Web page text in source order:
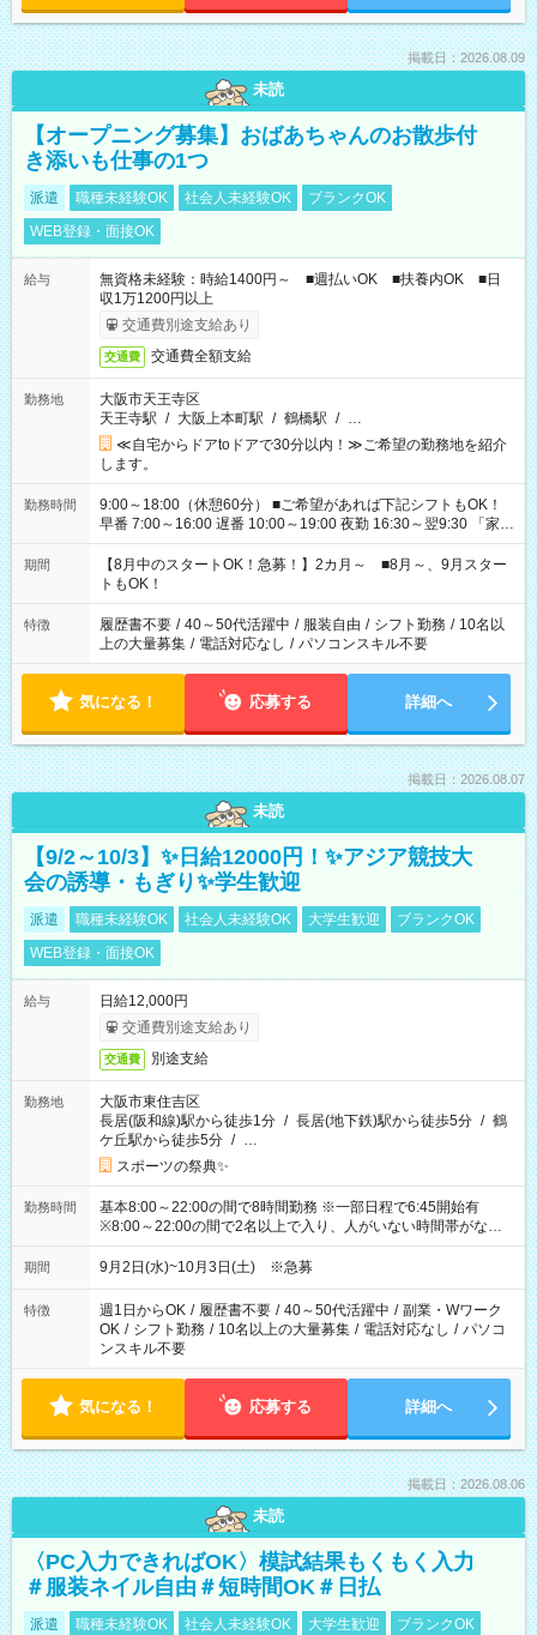
掲載日：2026.08.09
未読
【オープニング募集】おばあちゃんのお散歩付
き添いも仕事の1つ
派遣 職種未経験OK 社会人未経験OK
ブランクOK
WEB登録・面接OK
給与
無資格未経験：時給1400円～ ■週払いOK ■扶養内OK ■日
収1万1200円以上
交通費別途支給あり
交通費 交通費全額支給
勤務地
大阪市天王寺区
天王寺駅 / 大阪上本町駅 / 鶴橋駅 / …
≪自宅からドアtoドアで30分以内！≫ご希望の勤務地を紹介
します。
勤務時間
9:00～18:00（休憩60分） ■ご希望があれば下記シフトもOK！
早番 7:00～16:00 遅番 10:00～19:00 夜勤 16:30～翌9:30 「家族
と休みを合わせたい」 「余裕を持って夕飯の準備がしたい」
「できれば残業はしたくない」 など、ご希望を教えてください
ね。 ※Wワーク希望の方へ 今ご覧のお仕事で希望する勤務時間
と、もう1つのお仕事の勤務時間。 合計で週40時間を超える場
合は応募できません。
期間
【8月中のスタートOK！急募！】2カ月～ ■8月～、9月スター
トもOK！
特徴 履歴書不要 / 40～50代活躍中 / 服装自由 / シフト勤務 / 10名以
上の大量募集 / 電話対応なし / パソコンスキル不要
気になる！ 応募する 詳細へ
掲載日：2026.08.07
未読
【9/2～10/3】✨日給12000円！✨アジア競技大
会の誘導・もぎり✨学生歓迎
派遣 職種未経験OK 社会人未経験OK 大学生歓迎
ブランクOK
WEB登録・面接OK
給与
日給12,000円
交通費別途支給あり
交通費 別途支給
勤務地
大阪市東住吉区
長居(阪和線)駅から徒歩1分 / 長居(地下鉄)駅から徒歩5分 / 鶴
ケ丘駅から徒歩5分 / …
スポーツの祭典✨
勤務時間
基本8:00～22:00の間で8時間勤務 ※一部日程で6:45開始有
※8:00～22:00の間で2名以上で入り、人がいない時間帯がない
ように相方と時間を分け合うイメージです
期間 9月2日(水)~10月3日(土) ※急募
特徴 週1日からOK / 履歴書不要 / 40～50代活躍中 / 副業・Wワーク
OK / シフト勤務 / 10名以上の大量募集 / 電話対応なし / パソコ
ンスキル不要
気になる！ 応募する 詳細へ
掲載日：2026.08.06
未読
〈PC入力できればOK〉模試結果もくもく入力
＃服装ネイル自由＃短時間OK＃日払
派遣 職種未経験OK 社会人未経験OK 大学生歓迎
ブランクOK